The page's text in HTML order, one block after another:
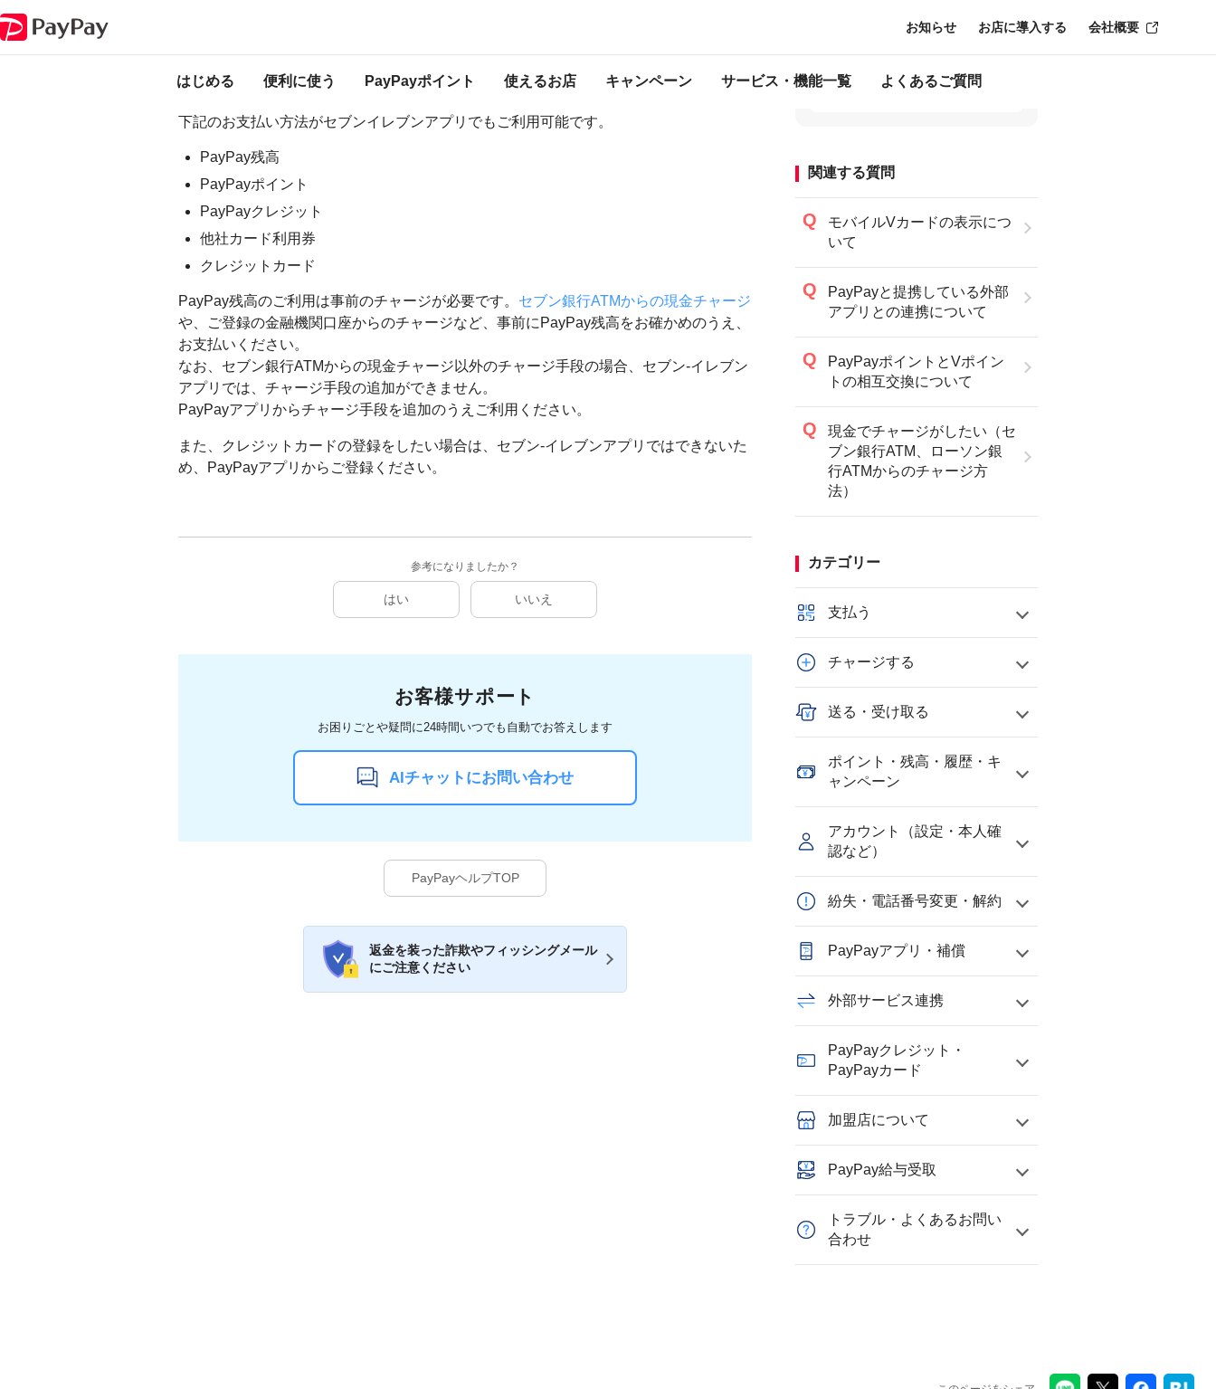
はじめる 便利に使う PayPayポイント 使えるお店 キャンペーン サービス・機能一覧 よくあるご質問
お知らせ お店に導入する 会社概要
［セブン-イレブンアプリでの利用］お支払い方法について
下記のお支払い方法がセブンイレブンアプリでもご利用可能です。
PayPay残高
PayPayポイント
PayPayクレジット
他社カード利用券
クレジットカード
PayPay残高のご利用は事前のチャージが必要です。 セブン銀行ATMからの現金チャージ
や、ご登録の金融機関口座からのチャージなど、事前にPayPay残高をお確かめのうえ、
お支払いください。
なお、セブン銀行ATMからの現金チャージ以外のチャージ手段の場合、セブン-イレブン
アプリでは、チャージ手段の追加ができません。
PayPayアプリからチャージ手段を追加のうえご利用ください。
また、クレジットカードの登録をしたい場合は、セブン-イレブンアプリではできないた
め、PayPayアプリからご登録ください。
参考になりましたか？
はい いいえ
お客様サポート
お困りごとや疑問に24時間いつでも自動でお答えします
AIチャットにお問い合わせ
PayPayヘルプTOP
返金を装った詐欺やフィッシングメール
にご注意ください
関連する質問
モバイルVカードの表示につ
いて
PayPayと提携している外部
アプリとの連携について
PayPayポイントとVポイン
トの相互交換について
現金でチャージがしたい（セ
ブン銀行ATM、ローソン銀
行ATMからのチャージ方
法）
カテゴリー
支払う
チャージする
送る・受け取る
ポイント・残高・履歴・キ
ャンペーン
アカウント（設定・本人確
認など）
紛失・電話番号変更・解約
PayPayアプリ・補償
外部サービス連携
PayPayクレジット・
PayPayカード
加盟店について
PayPay給与受取
トラブル・よくあるお問い
合わせ